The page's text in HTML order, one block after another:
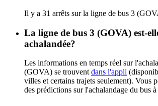
Il y a 31 arrêts sur la ligne de bus 3
La ligne de bus 3 (GOVA) est-
achalandée?
Les informations en temps réel sur
(GOVA) se trouvent dans l'appli
villes et certains trajets seulement). Vous
des prédictions sur l'achalandage du bus